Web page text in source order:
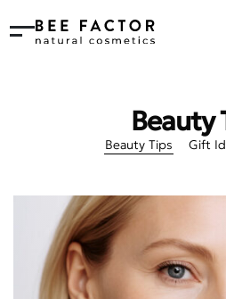
Beauty
Beauty Tips Gift